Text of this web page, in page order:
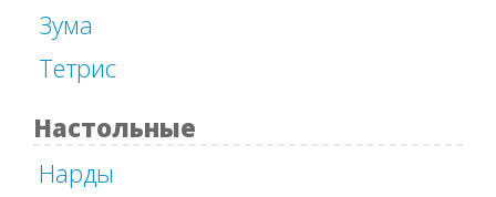
Зума
Тетрис
Настольные
Нарды